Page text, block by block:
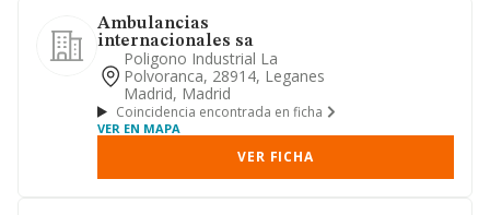
Ambulancias
internacionales sa
Poligono Industrial La
Polvoranca, 28914, Leganes
Madrid, Madrid
Coincidencia encontrada en ficha
VER EN MAPA
VER FICHA